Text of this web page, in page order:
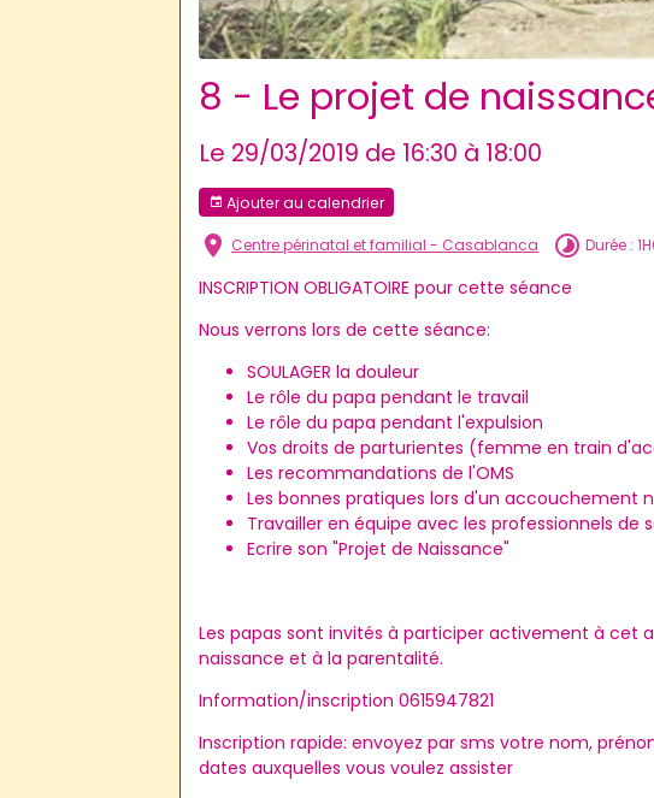
8 - Le projet de
Le 29/03/2019 de 16:30 à 18:00
Ajouter au calendrier
Centre périnatal et familial - Casablanca Durée :
INSCRIPTION OBLIGATOIRE pour cette séance
Nous verrons lors de cette séance:
SOULAGER la douleur
Le rôle du papa pendant le travail
Le rôle du papa pendant l'expulsion
Vos droits de parturientes (femme en train
Les recommandations de l'OMS
Les bonnes pratiques lors d'un accouchement
Travailler en équipe avec les professionnels de
Ecrire son "Projet de Naissance"
Les papas sont invités à participer activement à cet
naissance et à la parentalité.
Information/inscription 0615947821
Inscription rapide: envoyez par sms votre nom,
dates auxquelles vous voulez assister